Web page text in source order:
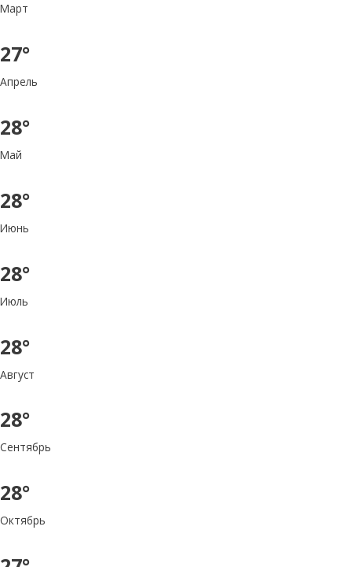
Март
27°
Апрель
28°
Май
28°
Июнь
28°
Июль
28°
Август
28°
Сентябрь
28°
Октябрь